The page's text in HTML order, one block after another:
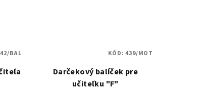
BAL
Darčekový balíček pre
učiteľku "F"
KÓD:439/MOT